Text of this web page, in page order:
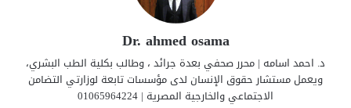
Dr. ahmed osama
د. احمد اسامه | محرر صحفي بعدة جرائد ، وطالب بكلية الطب البشري،
ويعمل مستشار حقوق الإنسان لدى مؤسسات تابعة لوزارتي التضامن
الاجتماعي والخارجية المصرية | 01065964224